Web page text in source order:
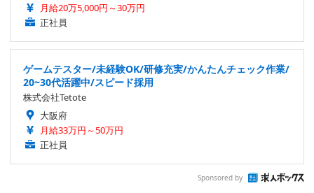
月給20万5,000円～30万円
正社員
ゲームテスター/未経験OK/研修充実/かんたんチェック作業/
20~30代活躍中/スピード採用
株式会社Tetote
大阪府
月給33万円～50万円
正社員
Sponsored by